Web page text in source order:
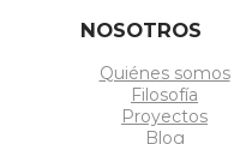
NOSOTROS
Quiénes somos
Filosofía
Proyectos
Blog